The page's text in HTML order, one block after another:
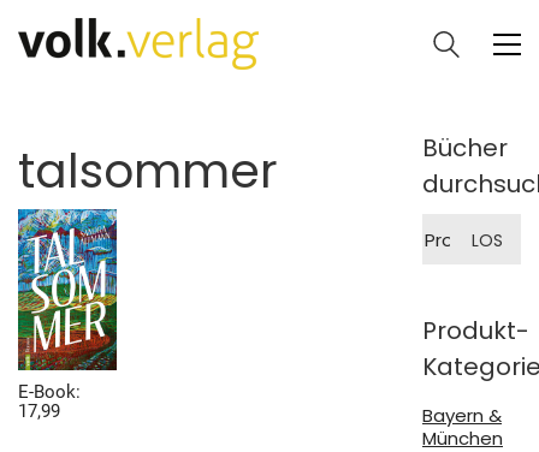
talsommer
E-Book:
17,99
Bücher
nach:
LOS
Produkt-
Bayern &
München